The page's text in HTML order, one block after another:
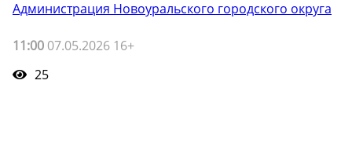
Администрация Новоуральского городского округа
11:00 07.05.2026 16+
25